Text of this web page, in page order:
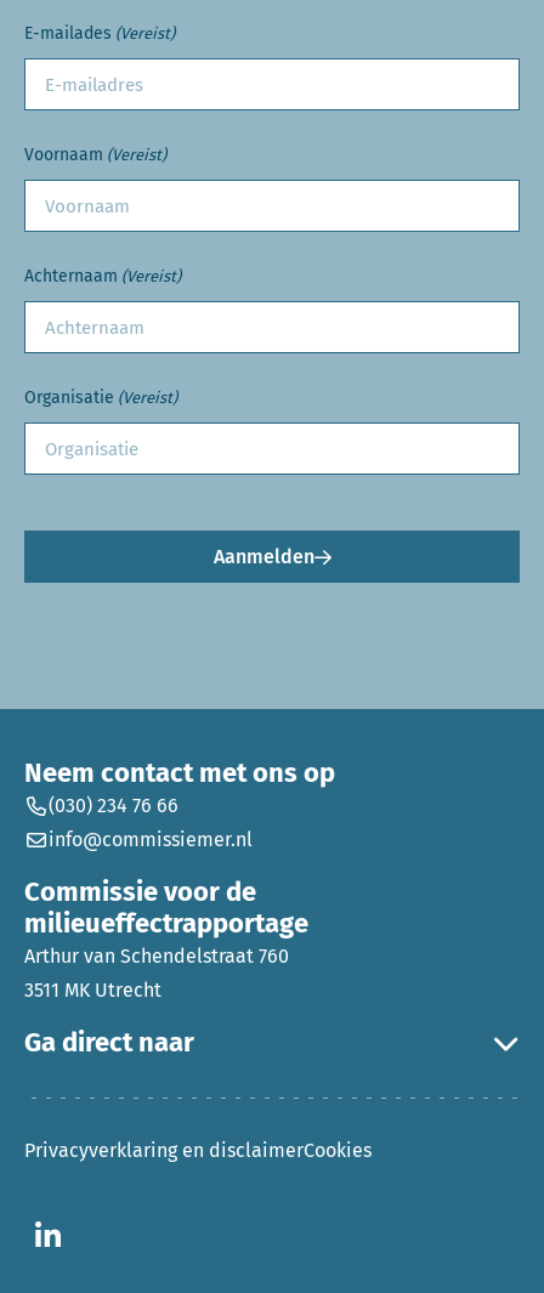
E-mailades (Vereist)
Voornaam (Vereist)
Achternaam (Vereist)
Organisatie (Vereist)
Aanmelden
Ga direct naar
Neem contact met ons op
(030) 234 76 66
info@commissiemer.nl
Commissie voor de
milieueffectrapportage
Arthur van Schendelstraat 760
3511 MK Utrecht
Privacyverklaring en disclaimerCookies
Ga naar LinkedIn